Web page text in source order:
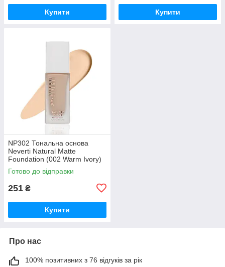
Купити Купити
NP302 Тональна основа
Neverti Natural Matte
Foundation (002 Warm Ivory)
Готово до відправки
251 ₴
Купити
Про нас
100% позитивних з 76 відгуків за рік